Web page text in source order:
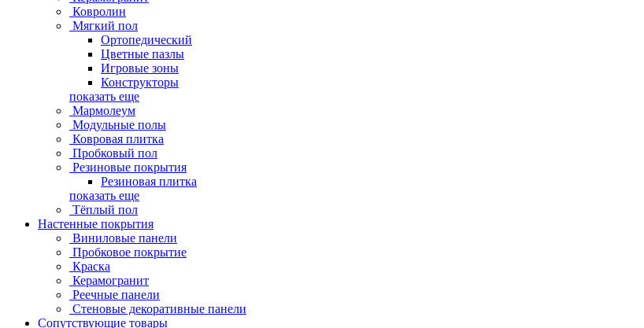
Ковролин
Мягкий пол
Ортопедический
Цветные пазлы
Игровые зоны
Конструкторы
показать еще
Мармолеум
Модульные полы
Ковровая плитка
Пробковый пол
Резиновые покрытия
Резиновая плитка
показать еще
Тёплый пол
Настенные покрытия
Виниловые панели
Пробковое покрытие
Краска
Керамогранит
Реечные панели
Стеновые декоративные панели
Сопутствующие товары